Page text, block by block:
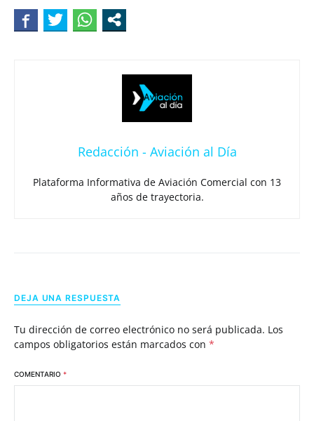
Redacción - Aviación al Día
Plataforma Informativa de Aviación Comercial con 13
años de trayectoria.
DEJA UNA RESPUESTA
Tu dirección de correo electrónico no será publicada. Los
campos obligatorios están marcados con *
COMENTARIO *